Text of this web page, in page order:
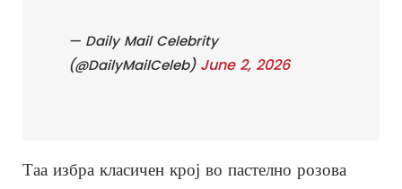
— Daily Mail Celebrity
(@DailyMailCeleb) June 2, 2026
Таа избра класичен крој во пастелно розова